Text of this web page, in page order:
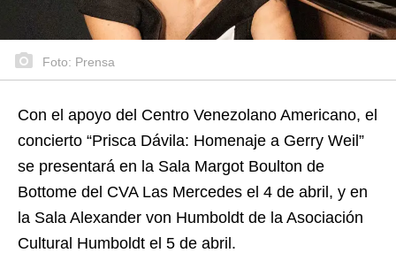
Foto: Prensa
Con el apoyo del Centro Venezolano Americano, el
concierto “Prisca Dávila: Homenaje a Gerry Weil”
se presentará en la Sala Margot Boulton de
Bottome del CVA Las Mercedes el 4 de abril, y en
la Sala Alexander von Humboldt de la Asociación
Cultural Humboldt el 5 de abril.